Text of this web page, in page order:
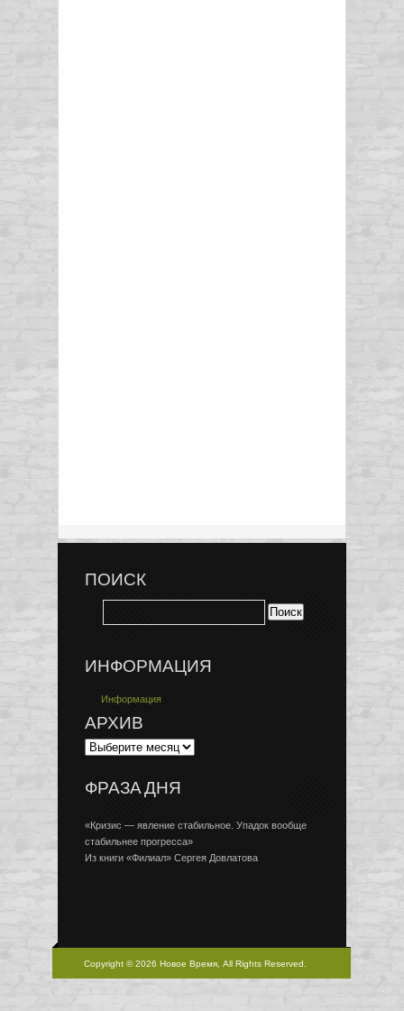
ПОИСК
ИНФОРМАЦИЯ
Информация
АРХИВ
ФРАЗА ДНЯ
«Кризис — явление стабильное. Упадок вообще
стабильнее прогресса»
Из книги «Филиал» Сергея Довлатова
Copyright © 2026 Новое Время, All Rights Reserved.